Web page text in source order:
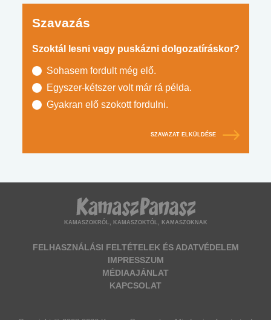
Szavazás
Szoktál lesni vagy puskázni dolgozatíráskor?
Sohasem fordult még elő.
Egyszer-kétszer volt már rá példa.
Gyakran elő szokott fordulni.
SZAVAZAT ELKÜLDÉSE
KAMASZOKRÓL, KAMASZOKTÓL, KAMASZOKNAK
FELHASZNÁLÁSI FELTÉTELEK ÉS ADATVÉDELEM
IMPRESSZUM
MÉDIAAJÁNLAT
KAPCSOLAT